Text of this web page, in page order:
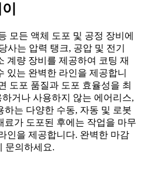
모든 액체 도포 및 공정 장비에
사는 압력 탱크, 공압 및 전기
계량 장비를 제공하여 코팅 재
있는 완벽한 라인을 제공합니
도포 품질과 도포 효율성을 최
거나 사용하지 않는 에어리스,
하는 다양한 수동, 자동 및 로봇
료가 도포된 후에는 작업을 마무
인을 제공합니다. 완벽한 마감
문의하세요.